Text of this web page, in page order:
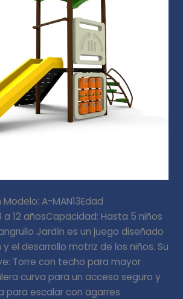
A-MAN13Edad
12 añosCapacidad: Hasta 5 niños
Jardín es un juego diseñado
el desarrollo motriz de los niños. Su
Torre con techo para mayor
curva para un acceso seguro y
para escalar con agarres